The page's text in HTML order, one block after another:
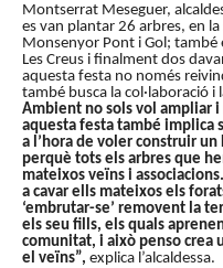
Montserrat Meseguer,
es van plantar 26 arbres, en la
Monsenyor Pont i Gol; també
Les Creus i finalment dos
aquesta festa no només
també busca la col·laboració i
Ambient no sols vol ampliar
aquesta festa també
a l’hora de voler construir
perquè tots els arbres que
mateixos veïns i
a cavar ells mateixos els
‘embrutar-se’ removent la
els seu fills, els quals
comunitat, i això penso crea
el veïns”, explica l’alcaldessa.